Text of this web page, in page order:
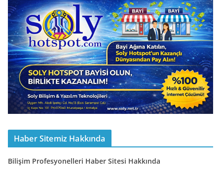
Haber Sitemiz Hakkında
Bilişim Profesyonelleri Haber Sitesi Hakkında